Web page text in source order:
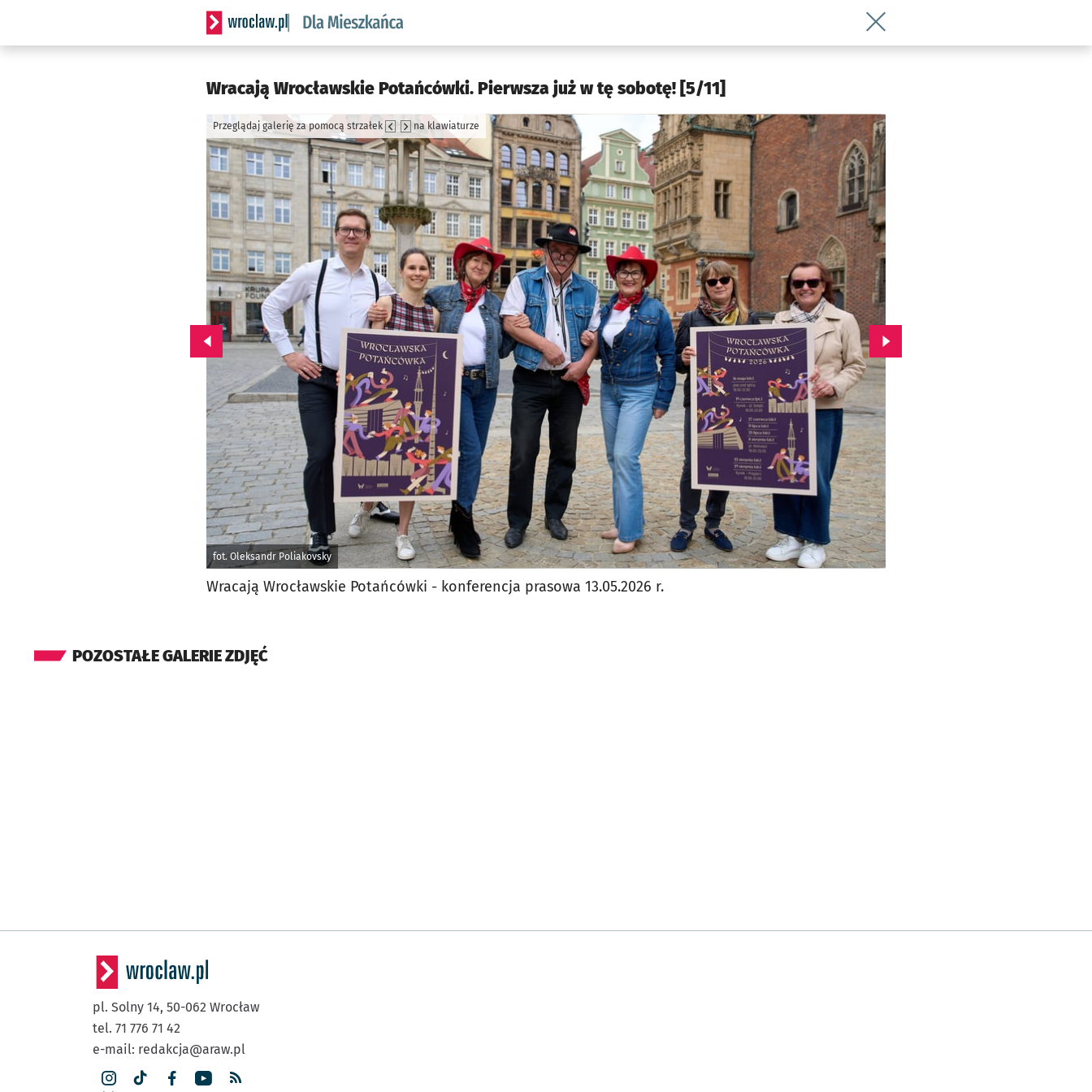
Serwis informacyjny wroclaw.pl podserwis: Dla mieszkańca
Wróć do artykułu Wracają
Wracają Wrocławskie Potańcówki. Pierwsza już w tę sobotę! [5/11]
fot. Oleksandr Poliakovsky
Przeglądaj galerię za pomocą strzałek na klawiaturze
Przejdź do poprzedniego zdjęcia. Przejdź do kolejnego zdjęcia.
Wracają Wrocławskie Potańcówki - konferencja prasowa 13.05.2026 r.
POZOSTAŁE GALERIE ZDJĘĆ
pl. Solny 14, 50-062 Wrocław
tel. 71 776 71 42
e-mail: redakcja@araw.pl